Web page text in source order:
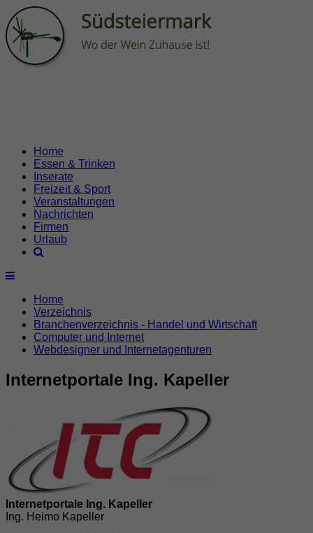
Home
Essen & Trinken
Inserate
Freizeit & Sport
Veranstaltungen
Nachrichten
Firmen
Urlaub
Home
Verzeichnis
Branchenverzeichnis - Handel und Wirtschaft
Computer und Internet
Webdesigner und Internetagenturen
Internetportale Ing. Kapeller
Internetportale Ing. Kapeller
Ing. Heimo Kapeller